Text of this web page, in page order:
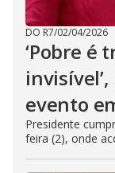
DO R7/02/04/2026
‘Pobre é
evento
Presidente
feira (2), onde